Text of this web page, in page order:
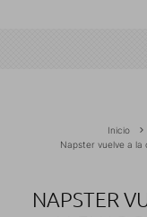
Inicio
Napster vuelve a la
NAPSTER